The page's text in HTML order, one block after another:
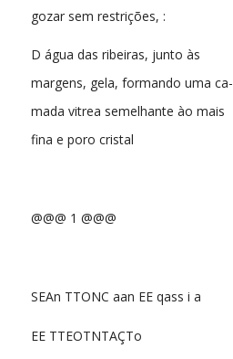
gozar sem restrições, :
D água das ribeiras, junto às
margens, gela, formando uma ca-
mada vitrea semelhante ào mais
fina e poro cristal
@@@ 1 @@@
SEAn TTONC aan EE qass i a
EE TTEOTNTAÇTo